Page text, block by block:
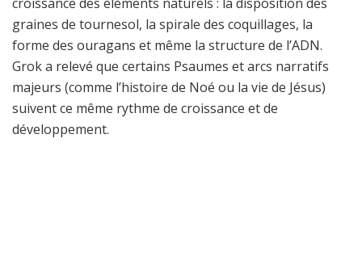
graines de tournesol, la spirale des coquillages, la
forme des ouragans et même la structure de l’ADN.
Grok a relevé que certains Psaumes et arcs narratifs
majeurs (comme l’histoire de Noé ou la vie de Jésus)
suivent ce même rythme de croissance et de
développement.